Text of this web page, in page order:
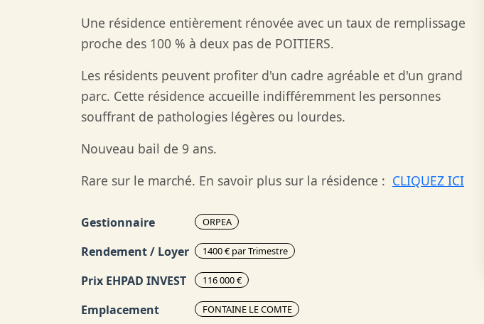
Une résidence entièrement rénovée avec un taux de remplissage
proche des 100 % à deux pas de POITIERS.
Les résidents peuvent profiter d'un cadre agréable et d'un grand
parc. Cette résidence accueille indifféremment les personnes
souffrant de pathologies légères ou lourdes.
Nouveau bail de 9 ans.
Rare sur le marché. En savoir plus sur la résidence : CLIQUEZ ICI
Gestionnaire ORPEA
Rendement / Loyer 1400 € par Trimestre
Prix EHPAD INVEST 116 000 €
Emplacement FONTAINE LE COMTE